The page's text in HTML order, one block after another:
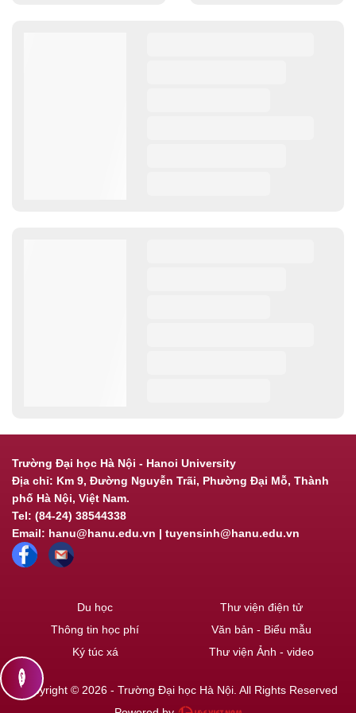
Trường Đại học Hà Nội - Hanoi University
Địa chỉ: Km 9, Đường Nguyễn Trãi, Phường Đại Mỗ, Thành
phố Hà Nội, Việt Nam.
Tel: (84-24) 38544338
Email: hanu@hanu.edu.vn | tuyensinh@hanu.edu.vn
Du học
Thông tin học phí
Ký túc xá
Thư viện điện tử
Văn bản - Biểu mẫu
Thư viện Ảnh - video
Copyright © 2026 - Trường Đại học Hà Nội. All Rights Reserved
contact_support